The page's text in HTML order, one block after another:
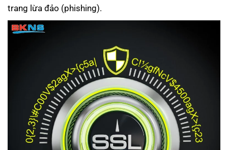
trang lừa đảo (phishing).